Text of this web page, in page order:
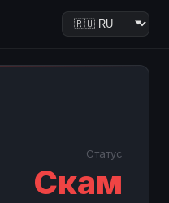
Статус
Скам